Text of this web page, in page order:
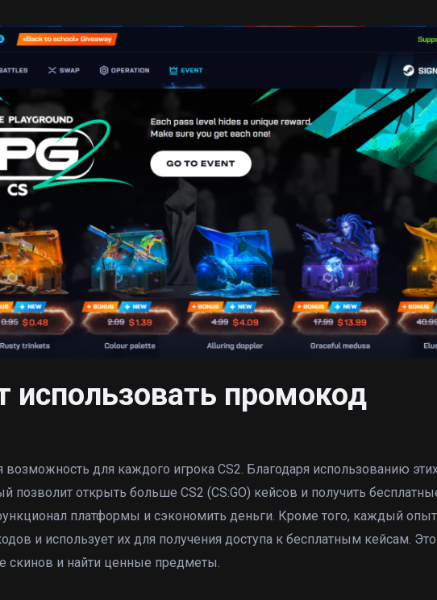
использовать промокод
возможность для каждого игрока CS2. Благодаря использованию
позволит открыть больше CS2 (CS:GO) кейсов и получить
платформы и сэкономить деньги. Кроме того, каждый
и использует их для получения доступа к бесплатным кейсам.
скинов и найти ценные предметы.